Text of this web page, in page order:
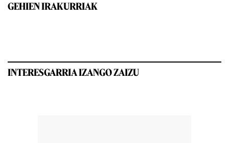
GEHIEN IRAKURRIAK
INTERESGARRIA IZANGO ZAIZU